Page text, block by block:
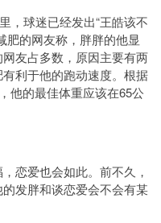
球迷已经发出“王皓该不
肥的网友称，胖胖的他显
友占多数，原因主要有两
利于他的跑动速度。根据
他的最佳体重应该在65公
爱也会如此。前不久，
发胖和谈恋爱会不会有某